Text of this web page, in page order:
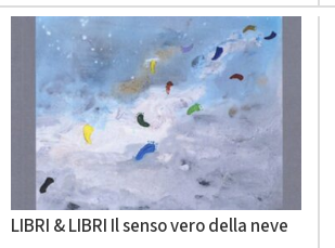
LIBRI & LIBRI Il senso vero della neve